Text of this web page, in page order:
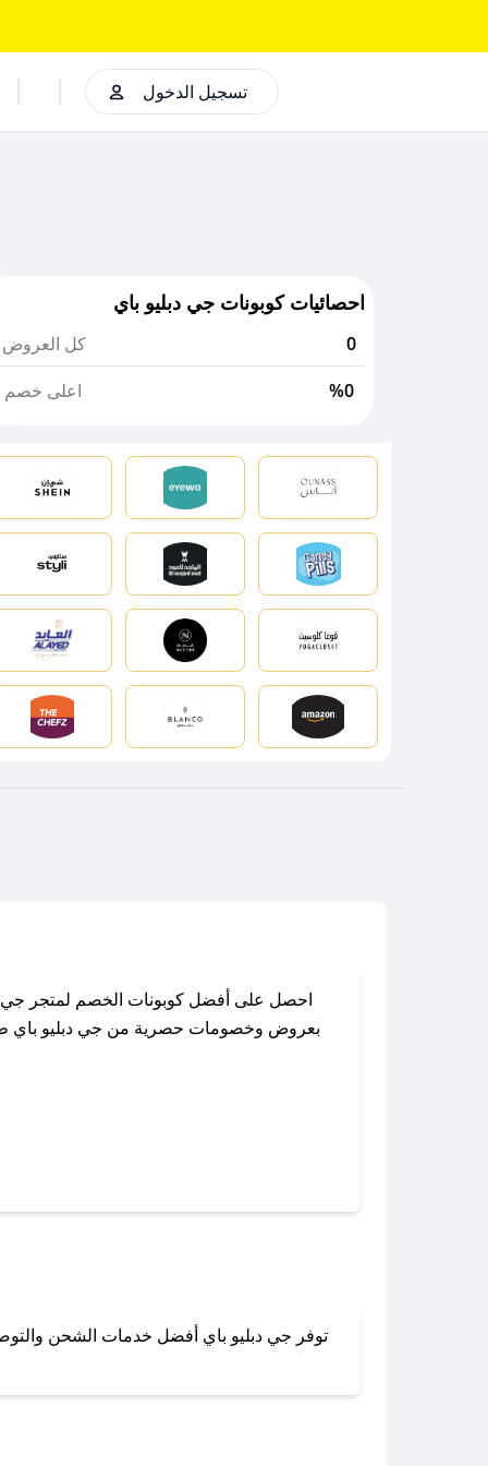
تسجيل الدخول
احصائيات كوبونات جي دبليو باي
كل العروض
0
اعلى خصم
%0
احصل على أفضل كوبونات الخصم لمتجر جي
بعروض وخصومات حصرية من جي دبليو باي
لا تقلق! يمكنك
توفر جي دبليو باي أفضل خدمات الشحن